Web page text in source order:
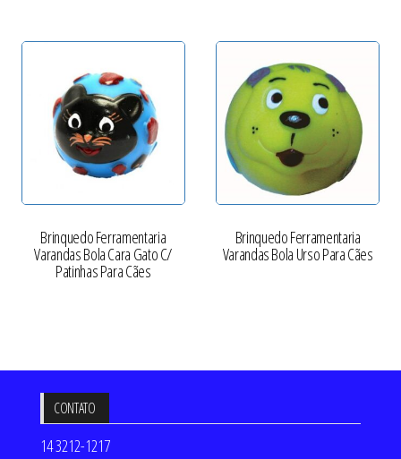
Brinquedo Ferramentaria
Varandas Bola Cara Gato C/
Patinhas Para Cães
Brinquedo Ferramentaria
Varandas Bola Urso Para Cães
CONTATO
14 3212-1217